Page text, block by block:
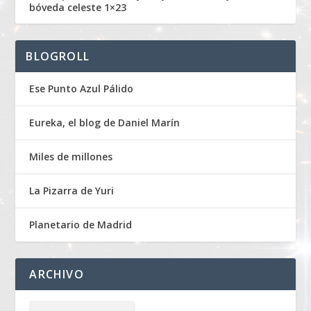
bóveda celeste 1×23
BLOGROLL
Ese Punto Azul Pálido
Eureka, el blog de Daniel Marín
Miles de millones
La Pizarra de Yuri
Planetario de Madrid
ARCHIVO